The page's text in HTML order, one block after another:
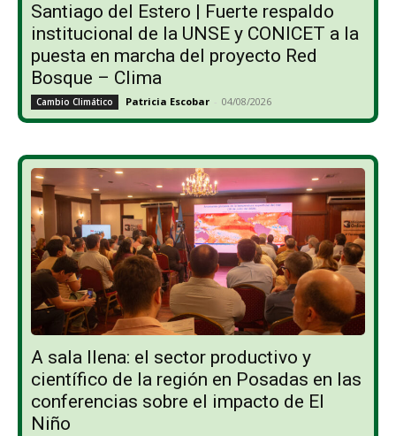
Santiago del Estero | Fuerte respaldo
institucional de la UNSE y CONICET a la
puesta en marcha del proyecto Red
Bosque – Clima
Cambio Climático Patricia Escobar - 04/08/2026
A sala llena: el sector productivo y
científico de la región en Posadas en las
conferencias sobre el impacto de El
Niño